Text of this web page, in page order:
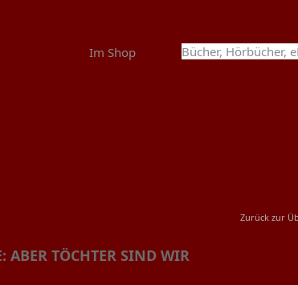
Im Shop
Zurück zur
ABER TÖCHTER SIND WIR